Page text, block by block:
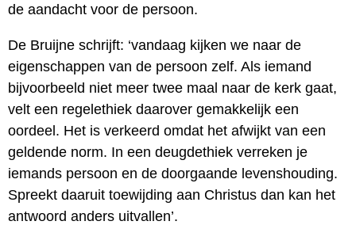
de aandacht voor de persoon.
De Bruijne schrijft: ‘vandaag kijken we naar de
eigenschappen van de persoon zelf. Als iemand
bijvoorbeeld niet meer twee maal naar de kerk gaat,
velt een regelethiek daarover gemakkelijk een
oordeel. Het is verkeerd omdat het afwijkt van een
geldende norm. In een deugdethiek verreken je
iemands persoon en de doorgaande levenshouding.
Spreekt daaruit toewijding aan Christus dan kan het
antwoord anders uitvallen’.